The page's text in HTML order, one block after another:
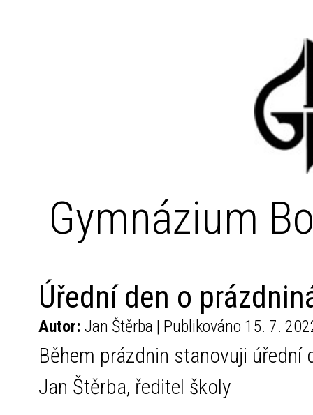
Gymnázium
Úřední den o
Autor: Jan Štěrba | Publikováno 15. 7.
Během prázdnin stanovuji
Jan Štěrba, ředitel školy